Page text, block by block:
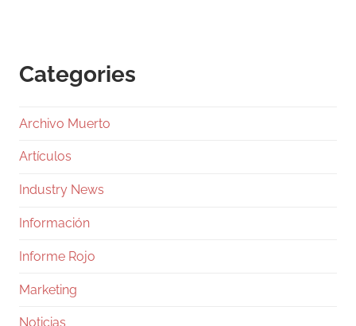
Categories
Archivo Muerto
Artículos
Industry News
Información
Informe Rojo
Marketing
Noticias